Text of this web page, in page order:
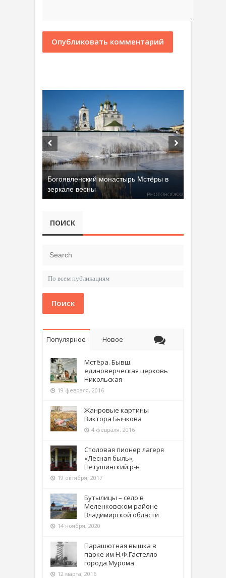
Богоявленский монастырь Мстёры в
зеркале весны
ПОИСК
Поиск
Популярное Новое
Мстёра. Бывш.
единоверческая церковь
Никольская
19 февраля, 2016
Жанровые картины
Виктора Бычкова
4 февраля, 2016
Столовая пионер лагеря
«Лесная быль»,
Петушинский р-н
19 октября, 2017
Бутылицы – село в
Меленковском районе
Владимирской области
14 ноября, 2020
Парашютная вышка в
парке им Н.Ф.Гастелло
города Мурома
12 марта, 2016